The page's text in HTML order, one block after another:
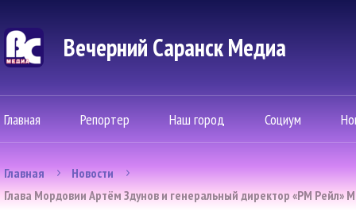
Вечерний Саранск Mедиа
Главная Репортер Наш город Социум
Главная
Новости
Глава Мордовии Артём Здунов и генеральный директор «РМ Рейл»